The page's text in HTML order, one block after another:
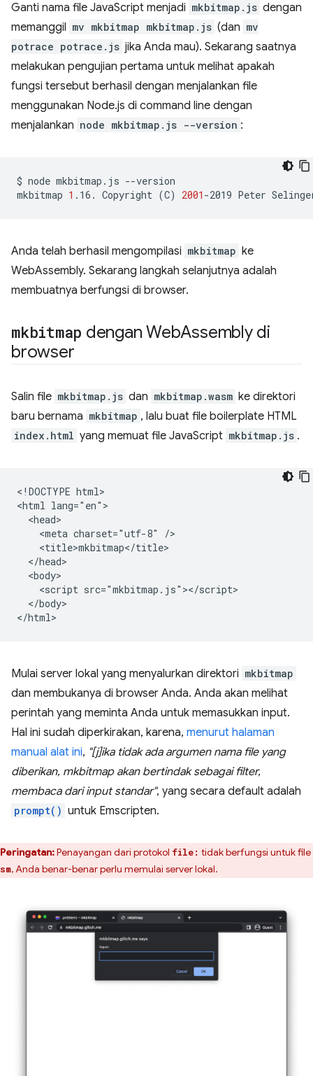
Ganti nama file JavaScript menjadi mkbitmap.js dengan
memanggil mv mkbitmap mkbitmap.js (dan mv
potrace potrace.js jika Anda mau). Sekarang saatnya
melakukan pengujian pertama untuk melihat apakah
fungsi tersebut berhasil dengan menjalankan file
menggunakan Node.js di command line dengan
menjalankan node mkbitmap.js --version :
$ node mkbitmap.js --version
mkbitmap 1 .16. Copyright (C) 2001 -2019 Peter
Anda telah berhasil mengompilasi mkbitmap ke
WebAssembly. Sekarang langkah selanjutnya adalah
membuatnya berfungsi di browser.
mkbitmap dengan WebAssembly di
browser
Salin file mkbitmap.js dan mkbitmap.wasm ke direktori
baru bernama mkbitmap , lalu buat file boilerplate HTML
index.html yang memuat file JavaScript mkbitmap.js .
<!DOCTYPE html>
<html lang="en">
  <head>
    <meta charset="utf-8" />
    <title>mkbitmap</title>
  </head>
  <body>
    <script src="mkbitmap.js"></script>
  </body>
Mulai server lokal yang menyalurkan direktori mkbitmap
dan membukanya di browser Anda. Anda akan melihat
perintah yang meminta Anda untuk memasukkan input.
Hal ini sudah diperkirakan, karena, menurut halaman
manual alat ini, "[j]ika tidak ada argumen nama file yang
diberikan, mkbitmap akan bertindak sebagai filter,
membaca dari input standar", yang secara default adalah
prompt() untuk Emscripten.
Peringatan:Penayangan dari protokol file: tidak berfungsi untuk file
, Anda benar-benar perlu memulai server lokal.